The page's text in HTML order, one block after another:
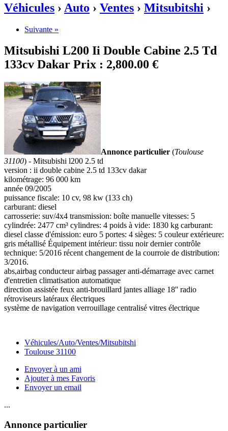
Véhicules › Auto › Ventes › Mitsubitshi ›
Suivante »
Mitsubishi L200 Ii Double Cabine 2.5 Td
133cv Dakar Prix : 2,800.00 €
Annonce particulier (Toulouse
31100) - Mitsubishi l200 2.5 td
version : ii double cabine 2.5 td 133cv dakar
kilométrage: 96 000 km
année 09/2005
puissance fiscale: 10 cv, 98 kw (133 ch)
carburant: diesel
carrosserie: suv/4x4 transmission: boîte manuelle vitesses: 5
cylindrée: 2477 cm³ cylindres: 4 poids à vide: 1830 kg carburant:
diesel classe d'émission: euro 5 portes: 4 sièges: 5 couleur extérieure:
gris métallisé Équipement intérieur: tissu noir dernier contrôle
technique: 5/2016 récent changement de la courroie de distribution:
3/2016.
abs,airbag conducteur airbag passager anti-démarrage avec carnet
d'entretien climatisation automatique
direction assistée feux anti-brouillard jantes alliage 18'' radio
rétroviseurs latéraux électriques
système de navigation verrouillage centralisé vitres électrique
Véhicules/Auto/Ventes/Mitsubitshi
Toulouse 31100
Envoyer à un ami
Ajouter à mes Favoris
Envoyer un email
...
Annonce particulier